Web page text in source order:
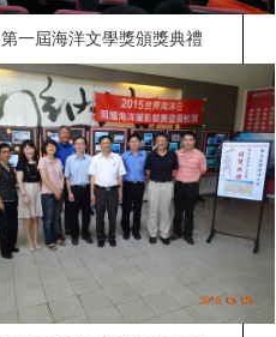
第一屆海洋文學獎頒獎典禮